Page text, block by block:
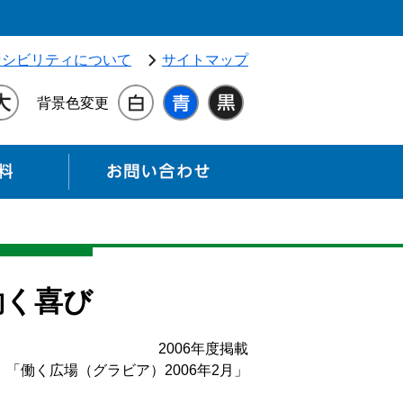
ビリティについて サイトマップ
背景色変更
各種資料
喜び
2006年度掲載
「働く広場（グラビア）2006年2月」